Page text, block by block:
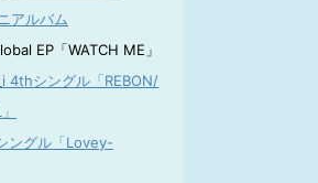
アルバム
EP「WATCH ME」
4thシングル「REBON/
ングル「Lovey-